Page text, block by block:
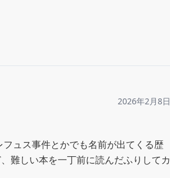
2026年2月8日
ュス事件とかでも名前が出てくる歴
難しい本を一丁前に読んだふりしてカ